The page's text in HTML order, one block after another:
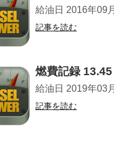
給油日 2016年09
記事を読む
燃費記録
給油日 2019年03
記事を読む